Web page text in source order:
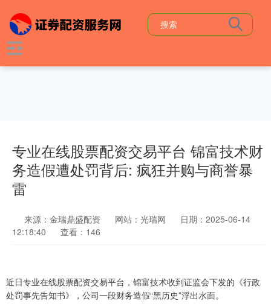
专业在线股票配资交易平台 锦富技术财
务造假遭处罚背后: 疯狂并购与商誉暴
雷
来源：金瑞鼎盛配资 网站：光瑞网
日期：2025-06-14
12:18:40
查看：146
近日专业在线股票配资交易平台，锦富技术收到证监会下发的《行政
处罚事先告知书》，公司一段财务造假“黑历史”浮出水面。